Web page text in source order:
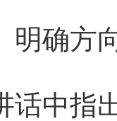
明确方
中指出